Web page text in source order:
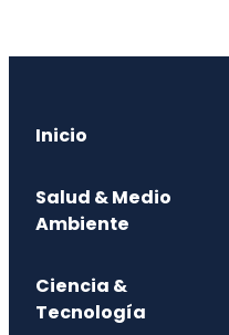
Inicio
Salud & Medio
Ambiente
Ciencia &
Tecnología